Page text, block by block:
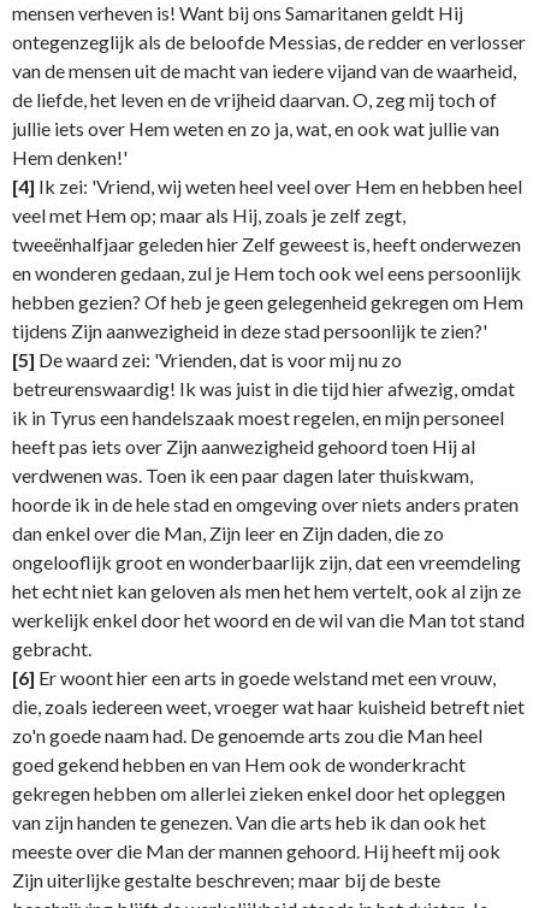
mensen verheven is! Want bij ons Samaritanen geldt Hij
ontegenzeglijk als de beloofde Messias, de redder en verlosser
van de mensen uit de macht van iedere vijand van de waarheid,
de liefde, het leven en de vrijheid daarvan. O, zeg mij toch of
jullie iets over Hem weten en zo ja, wat, en ook wat jullie van
Hem denken!'
[4] Ik zei: 'Vriend, wij weten heel veel over Hem en hebben heel
veel met Hem op; maar als Hij, zoals je zelf zegt,
tweeënhalfjaar geleden hier Zelf geweest is, heeft onderwezen
en wonderen gedaan, zul je Hem toch ook wel eens persoonlijk
hebben gezien? Of heb je geen gelegenheid gekregen om Hem
tijdens Zijn aanwezigheid in deze stad persoonlijk te zien?'
[5] De waard zei: 'Vrienden, dat is voor mij nu zo
betreurenswaardig! Ik was juist in die tijd hier afwezig, omdat
ik in Tyrus een handelszaak moest regelen, en mijn personeel
heeft pas iets over Zijn aanwezigheid gehoord toen Hij al
verdwenen was. Toen ik een paar dagen later thuiskwam,
hoorde ik in de hele stad en omgeving over niets anders praten
dan enkel over die Man, Zijn leer en Zijn daden, die zo
ongelooflijk groot en wonderbaarlijk zijn, dat een vreemdeling
het echt niet kan geloven als men het hem vertelt, ook al zijn ze
werkelijk enkel door het woord en de wil van die Man tot stand
gebracht.
[6] Er woont hier een arts in goede welstand met een vrouw,
die, zoals iedereen weet, vroeger wat haar kuisheid betreft niet
zo'n goede naam had. De genoemde arts zou die Man heel
goed gekend hebben en van Hem ook de wonderkracht
gekregen hebben om allerlei zieken enkel door het opleggen
van zijn handen te genezen. Van die arts heb ik dan ook het
meeste over die Man der mannen gehoord. Hij heeft mij ook
Zijn uiterlijke gestalte beschreven; maar bij de beste